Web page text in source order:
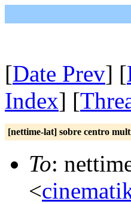
[Date Prev] [
Index] [
[nettime-lat] sobre centro
To:
<